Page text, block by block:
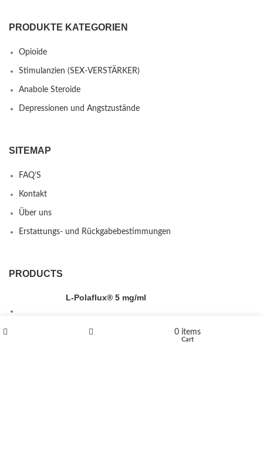
PRODUKTE KATEGORIEN
Opioide
Stimulanzien (SEX-VERSTÄRKER)
Anabole Steroide
Depressionen und Angstzustände
SITEMAP
FAQ’S
Kontakt
Über uns
Erstattungs- und Rückgabebestimmungen
PRODUCTS
L-Polaflux® 5 mg/ml
0 items
Cart